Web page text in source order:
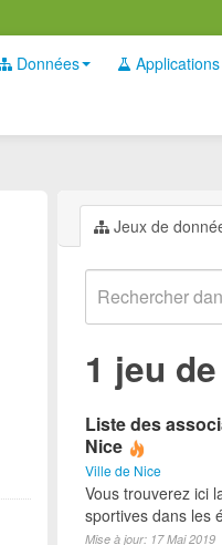
Données Applications
Jeux de
1 jeu
Liste des
Nice
Ville de Nice
Vous trouverez ici
sportives dans les
Mise à jour: 17 Mai 2019